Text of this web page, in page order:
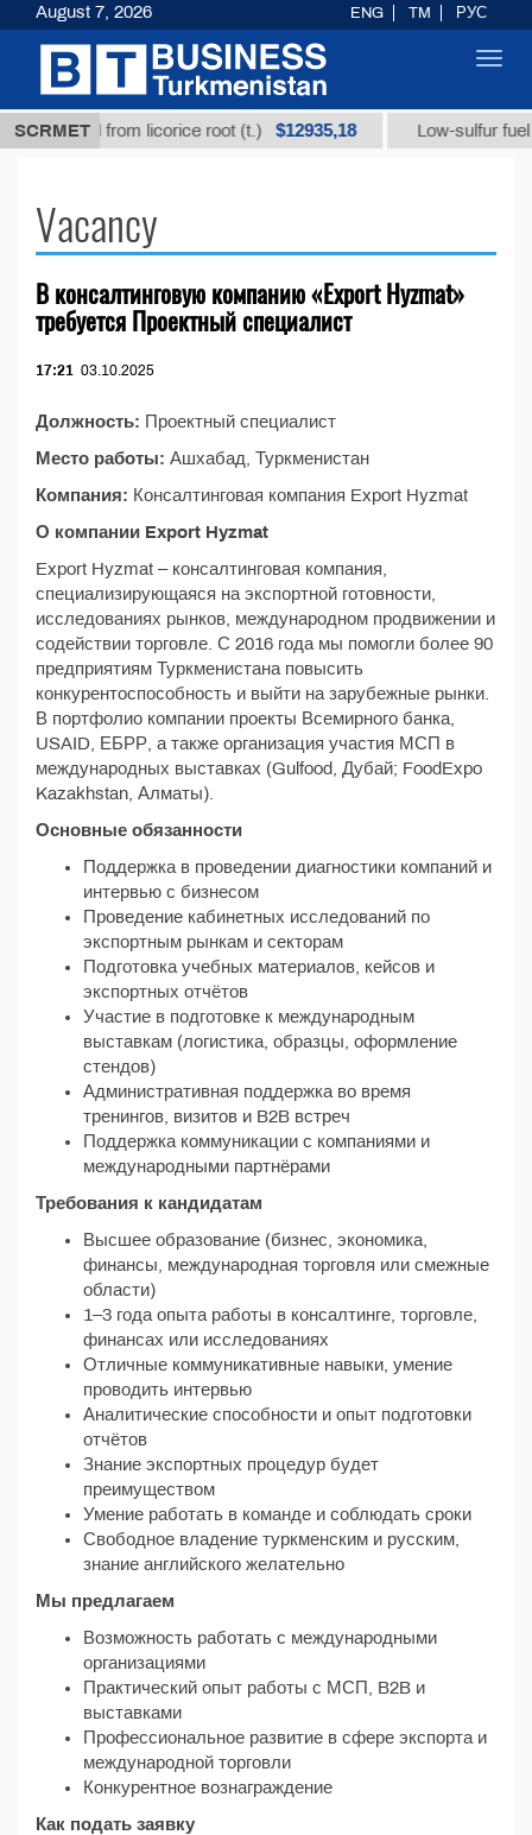
SCRMETacid from licorice root (t.) $12935,18 Low-sulfur fuel
Vacancy
В консалтинговую компанию «Export Hyzmat»
требуется Проектный специалист
17:21 03.10.2025
Должность: Проектный специалист
Место работы: Ашхабад, Туркменистан
Компания: Консалтинговая компания Export Hyzmat
О компании Export Hyzmat
Export Hyzmat – консалтинговая компания,
специализирующаяся на экспортной готовности,
исследованиях рынков, международном продвижении и
содействии торговле. С 2016 года мы помогли более 90
предприятиям Туркменистана повысить
конкурентоспособность и выйти на зарубежные рынки.
В портфолио компании проекты Всемирного банка,
USAID, ЕБРР, а также организация участия МСП в
международных выставках (Gulfood, Дубай; FoodExpo
Kazakhstan, Алматы).
Основные обязанности
Поддержка в проведении диагностики компаний и
интервью с бизнесом
Проведение кабинетных исследований по
экспортным рынкам и секторам
Подготовка учебных материалов, кейсов и
экспортных отчётов
Участие в подготовке к международным
выставкам (логистика, образцы, оформление
стендов)
Административная поддержка во время
тренингов, визитов и B2B встреч
Поддержка коммуникации с компаниями и
международными партнёрами
Требования к кандидатам
Высшее образование (бизнес, экономика,
финансы, международная торговля или смежные
области)
1–3 года опыта работы в консалтинге, торговле,
финансах или исследованиях
Отличные коммуникативные навыки, умение
проводить интервью
Аналитические способности и опыт подготовки
отчётов
Знание экспортных процедур будет
преимуществом
Умение работать в команде и соблюдать сроки
Свободное владение туркменским и русским,
знание английского желательно
Мы предлагаем
Возможность работать с международными
организациями
Практический опыт работы с МСП, B2B и
выставками
Профессиональное развитие в сфере экспорта и
международной торговли
Конкурентное вознаграждение
Как подать заявку
August 7, 2026 ENG TM РУС